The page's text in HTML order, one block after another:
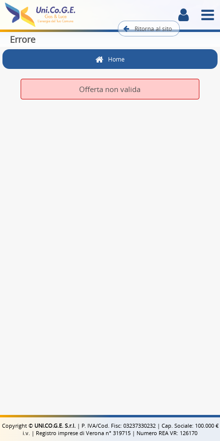
Ritorna al sito
Errore
Home
Offerta non valida
Copyright © UNI.CO.G.E. S.r.l.| P. IVA/Cod. Fisc: 03237330232 | Cap. Sociale: 100.000 €
i.v. | Registro imprese di Verona n° 319715 | Numero REA VR: 126170